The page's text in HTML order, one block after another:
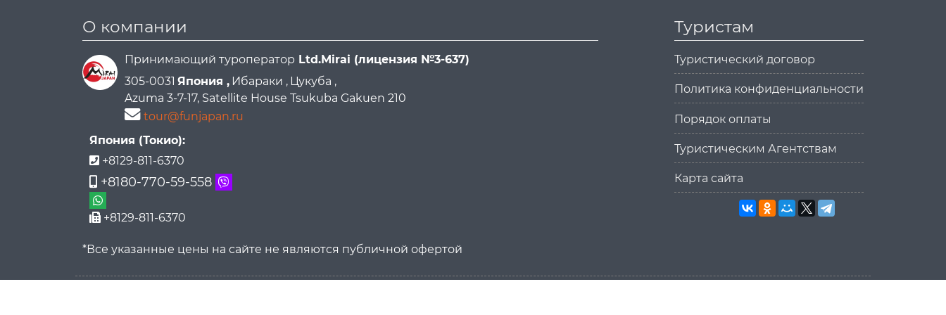
О компании
Принимающий туроператор Ltd.Mirai (лицензия №3-637)
305-0031 Япония , Ибараки , Цукуба ,
Azuma 3-7-17, Satellite House Tsukuba Gakuen 210
tour@funjapan.ru
Япония (Токио):
+8129-811-6370
+8180-770-59-558
+8129-811-6370
*Все указанные цены на сайте не являются публичной офертой
Туристам
Туристический договор
Политика конфиденциальности
Порядок оплаты
Туристическим Агентствам
Карта сайта